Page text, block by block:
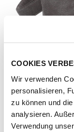
COOKIES
Wir verwenden
personalisieren,
zu können und
analysieren.
Verwendung
Artikel-Nr.138732-